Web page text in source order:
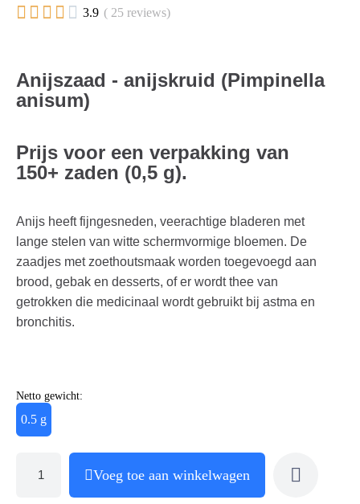
     3.9 ( 25 reviews)
Anijszaad - anijskruid (Pimpinella
anisum)
Prijs voor een verpakking van
150+ zaden (0,5 g).
Anijs heeft fijngesneden, veerachtige bladeren met
lange stelen van witte schermvormige bloemen. De
zaadjes met zoethoutsmaak worden toegevoegd aan
brood, gebak en desserts, of er wordt thee van
getrokken die medicinaal wordt gebruikt bij astma en
bronchitis.
Netto gewicht:
0.5 g
Voeg toe aan winkelwagen